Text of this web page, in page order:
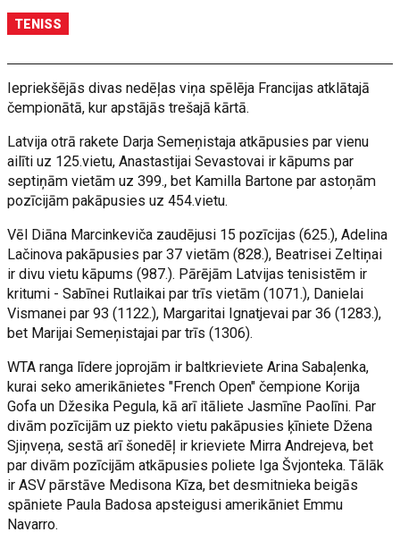
TENISS
Iepriekšējās divas nedēļas viņa spēlēja Francijas atklātajā
čempionātā, kur apstājās trešajā kārtā.
Latvija otrā rakete Darja Semeņistaja atkāpusies par vienu
ailīti uz 125.vietu, Anastastijai Sevastovai ir kāpums par
septiņām vietām uz 399., bet Kamilla Bartone par astoņām
pozīcijām pakāpusies uz 454.vietu.
Vēl Diāna Marcinkeviča zaudējusi 15 pozīcijas (625.), Adelina
Lačinova pakāpusies par 37 vietām (828.), Beatrisei Zeltiņai
ir divu vietu kāpums (987.). Pārējām Latvijas tenisistēm ir
kritumi - Sabīnei Rutlaikai par trīs vietām (1071.), Danielai
Vismanei par 93 (1122.), Margaritai Ignatjevai par 36 (1283.),
bet Marijai Semeņistajai par trīs (1306).
WTA ranga līdere joprojām ir baltkrieviete Arina Sabaļenka,
kurai seko amerikānietes "French Open" čempione Korija
Gofa un Džesika Pegula, kā arī itāliete Jasmīne Paolīni. Par
divām pozīcijām uz piekto vietu pakāpusies ķīniete Džena
Sjiņveņa, sestā arī šonedēļ ir krieviete Mirra Andrejeva, bet
par divām pozīcijām atkāpusies poliete Iga Švjonteka. Tālāk
ir ASV pārstāve Medisona Kīza, bet desmitnieka beigās
spāniete Paula Badosa apsteigusi amerikāniet Emmu
Navarro.